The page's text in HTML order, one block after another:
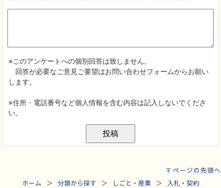
ページの先頭へ
ホーム
分類から探す しごと・産業
入札・契約